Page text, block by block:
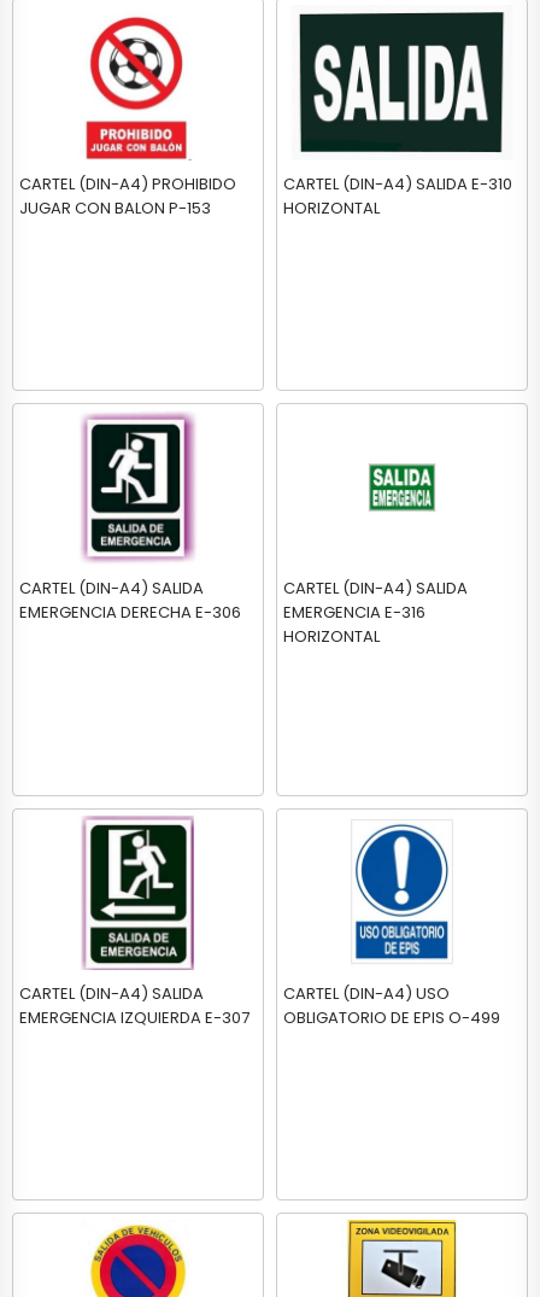
CARTEL (DIN-A4) PROHIBIDO
JUGAR CON BALON P-153
CARTEL (DIN-A4) SALIDA E-310
HORIZONTAL
CARTEL (DIN-A4) SALIDA
EMERGENCIA DERECHA E-306
CARTEL (DIN-A4) SALIDA
EMERGENCIA E-316
HORIZONTAL
CARTEL (DIN-A4) SALIDA
EMERGENCIA IZQUIERDA E-307
CARTEL (DIN-A4) USO
OBLIGATORIO DE EPIS O-499